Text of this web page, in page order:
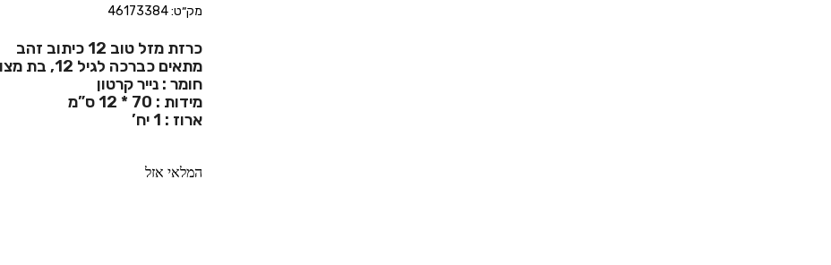
מק״ט: 46173384
כרזת מזל טוב 12 כיתוב זהב
מתאים כברכה לגיל 12, בת מצוה.
חומר : נייר קרטון
מידות : 70 * 12 ס”מ
ארוז : 1 יח’
המלאי אזל